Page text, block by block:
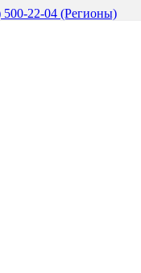
500-22-04 (Регионы)